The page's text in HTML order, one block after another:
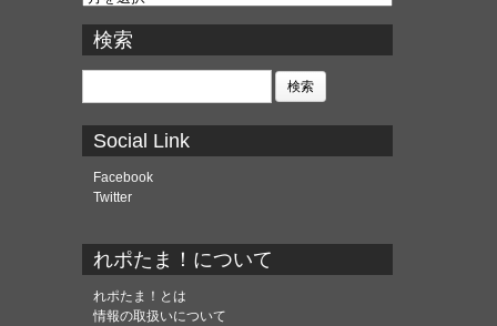
カ
イ
ブ
検索
検
Social Link
Facebook
Twitter
れポたま！について
れポたま！とは
情報の取扱いについて